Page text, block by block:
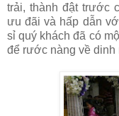
trải, thành đật trước
ưu đãi và hấp dẫn
sỉ quý khách đã có
để rước nàng về dinh